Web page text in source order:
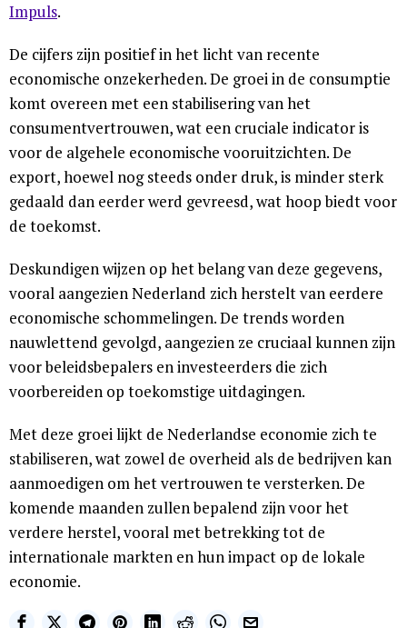
Impuls.
De cijfers zijn positief in het licht van recente
economische onzekerheden. De groei in de consumptie
komt overeen met een stabilisering van het
consumentvertrouwen, wat een cruciale indicator is
voor de algehele economische vooruitzichten. De
export, hoewel nog steeds onder druk, is minder sterk
gedaald dan eerder werd gevreesd, wat hoop biedt voor
de toekomst.
Deskundigen wijzen op het belang van deze gegevens,
vooral aangezien Nederland zich herstelt van eerdere
economische schommelingen. De trends worden
nauwlettend gevolgd, aangezien ze cruciaal kunnen zijn
voor beleidsbepalers en investeerders die zich
voorbereiden op toekomstige uitdagingen.
Met deze groei lijkt de Nederlandse economie zich te
stabiliseren, wat zowel de overheid als de bedrijven kan
aanmoedigen om het vertrouwen te versterken. De
komende maanden zullen bepalend zijn voor het
verdere herstel, vooral met betrekking tot de
internationale markten en hun impact op de lokale
economie.